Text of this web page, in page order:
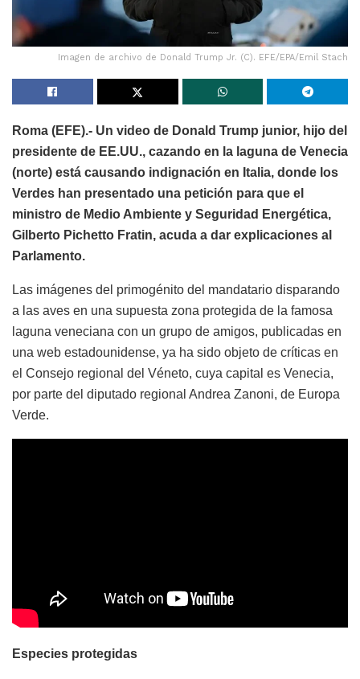
Imagen de archivo de Donald Trump Jr. (C). EFE/EPA/Emil Stach
Roma (EFE).- Un video de Donald Trump junior, hijo del
presidente de EE.UU., cazando en la laguna de Venecia
(norte) está causando indignación en Italia, donde los
Verdes han presentado una petición para que el
ministro de Medio Ambiente y Seguridad Energética,
Gilberto Pichetto Fratin, acuda a dar explicaciones al
Parlamento.
Las imágenes del primogénito del mandatario disparando
a las aves en una supuesta zona protegida de la famosa
laguna veneciana con un grupo de amigos, publicadas en
una web estadounidense, ya ha sido objeto de críticas en
el Consejo regional del Véneto, cuya capital es Venecia,
por parte del diputado regional Andrea Zanoni, de Europa
Verde.
Especies protegidas